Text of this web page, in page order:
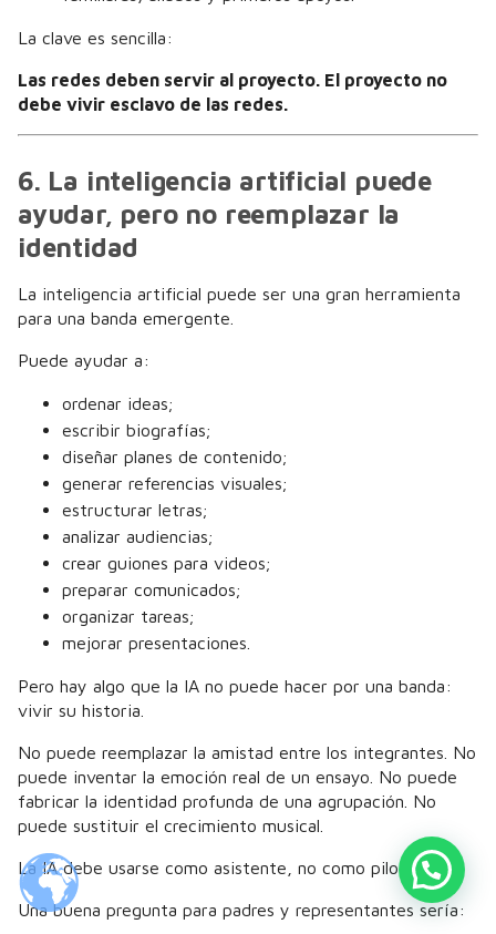
La clave es sencilla:
Las redes deben servir al proyecto. El proyecto no
debe vivir esclavo de las redes.
6. La inteligencia artificial puede
ayudar, pero no reemplazar la
identidad
La inteligencia artificial puede ser una gran herramienta
para una banda emergente.
Puede ayudar a:
ordenar ideas;
escribir biografías;
diseñar planes de contenido;
generar referencias visuales;
estructurar letras;
analizar audiencias;
crear guiones para videos;
preparar comunicados;
organizar tareas;
mejorar presentaciones.
Pero hay algo que la IA no puede hacer por una banda:
vivir su historia.
No puede reemplazar la amistad entre los integrantes. No
puede inventar la emoción real de un ensayo. No puede
fabricar la identidad profunda de una agrupación. No
puede sustituir el crecimiento musical.
La IA debe usarse como asistente, no como piloto.
Una buena pregunta para padres y representantes sería: